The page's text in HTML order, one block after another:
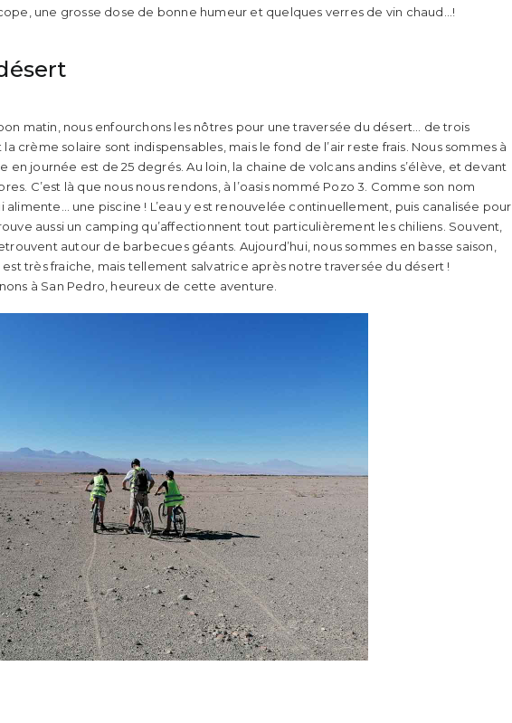
une grosse dose de bonne humeur et quelques verres de vin chaud…!
matin, nous enfourchons les nôtres pour une traversée du désert… de trois
crème solaire sont indispensables, mais le fond de l’air reste frais. Nous sommes à
journée est de 25 degrés. Au loin, la chaine de volcans andins s’élève, et devant
C’est là que nous nous rendons, à l’oasis nommé Pozo 3. Comme son nom
alimente… une piscine ! L’eau y est renouvelée continuellement, puis canalisée pour
aussi un camping qu’affectionnent tout particulièrement les chiliens. Souvent,
autour de barbecues géants. Aujourd’hui, nous sommes en basse saison,
très fraiche, mais tellement salvatrice après notre traversée du désert !
à San Pedro, heureux de cette aventure.